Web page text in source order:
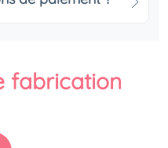
fabrication